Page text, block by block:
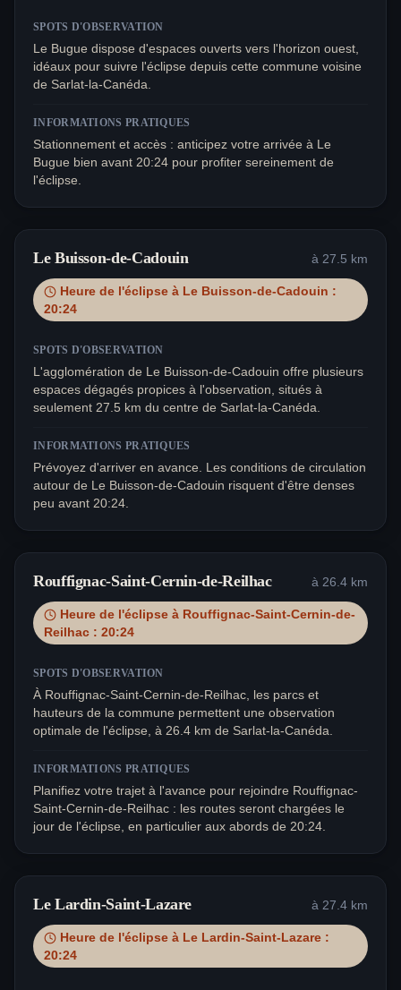
SPOTS D'OBSERVATION
Le Bugue dispose d'espaces ouverts vers l'horizon ouest,
idéaux pour suivre l'éclipse depuis cette commune voisine
de Sarlat-la-Canéda.
INFORMATIONS PRATIQUES
Stationnement et accès : anticipez votre arrivée à Le
Bugue bien avant 20:24 pour profiter sereinement de
l'éclipse.
Le Buisson-de-Cadouin à 27.5 km
Heure de l'éclipse à Le Buisson-de-Cadouin :
20:24
SPOTS D'OBSERVATION
L'agglomération de Le Buisson-de-Cadouin offre plusieurs
espaces dégagés propices à l'observation, situés à
seulement 27.5 km du centre de Sarlat-la-Canéda.
INFORMATIONS PRATIQUES
Prévoyez d'arriver en avance. Les conditions de circulation
autour de Le Buisson-de-Cadouin risquent d'être denses
peu avant 20:24.
Rouffignac-Saint-Cernin-de-Reilhac à 26.4 km
Heure de l'éclipse à Rouffignac-Saint-Cernin-de-
Reilhac : 20:24
SPOTS D'OBSERVATION
À Rouffignac-Saint-Cernin-de-Reilhac, les parcs et
hauteurs de la commune permettent une observation
optimale de l'éclipse, à 26.4 km de Sarlat-la-Canéda.
INFORMATIONS PRATIQUES
Planifiez votre trajet à l'avance pour rejoindre Rouffignac-
Saint-Cernin-de-Reilhac : les routes seront chargées le
jour de l'éclipse, en particulier aux abords de 20:24.
Le Lardin-Saint-Lazare à 27.4 km
Heure de l'éclipse à Le Lardin-Saint-Lazare :
20:24